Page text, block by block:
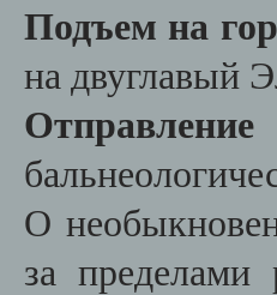
Подъем на
на двуглавый
О
за пределами